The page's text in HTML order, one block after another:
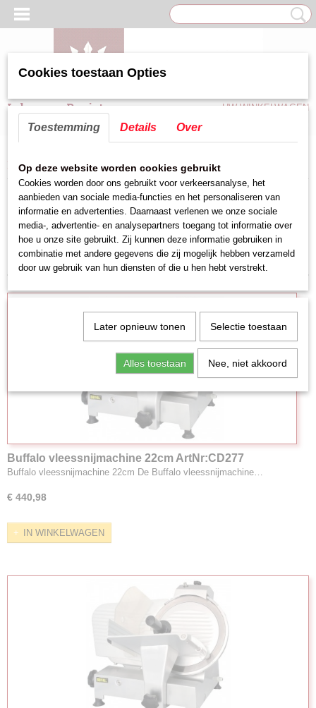
Inloggen Registreren UW WINKELWAGEN
Home>Slagerij benodigdheden>Snijmachine
Sorteer op:
1 2 »
Buffalo vleessnijmachine 22cm ArtNr:CD277
Buffalo vleessnijmachine 22cm De Buffalo vleessnijmachine…
€ 440,98
IN WINKELWAGEN
Cookies toestaan Opties
Toestemming Details Over
Op deze website worden cookies gebruikt
Cookies worden door ons gebruikt voor verkeersanalyse, het
aanbieden van sociale media-functies en het personaliseren van
informatie en advertenties. Daarnaast verlenen we onze sociale
media-, advertentie- en analysepartners toegang tot informatie over
hoe u onze site gebruikt. Zij kunnen deze informatie gebruiken in
combinatie met andere gegevens die zij mogelijk hebben verzameld
door uw gebruik van hun diensten of die u hen hebt verstrekt.
Later opnieuw tonen Selectie toestaan
Alles toestaan Nee, niet akkoord